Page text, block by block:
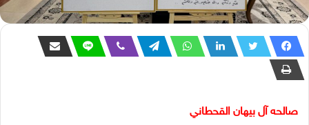
صالحه آل بيهان القحطاني